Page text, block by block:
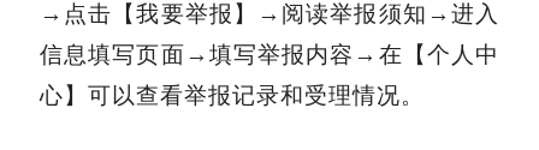
→点击【我要举报】→阅读举报须知→进入
信息填写页面→填写举报内容→在【个人中
心】可以查看举报记录和受理情况。